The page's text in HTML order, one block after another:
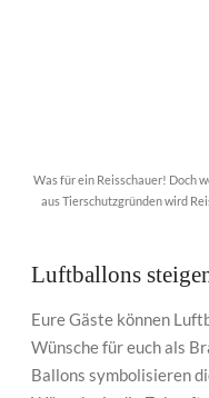
Was für ein Reisschauer! Doch
aus Tierschutzgründen wird
Luftballons
Eure Gäste können
Wünsche für euch als
Ballons symbolisieren